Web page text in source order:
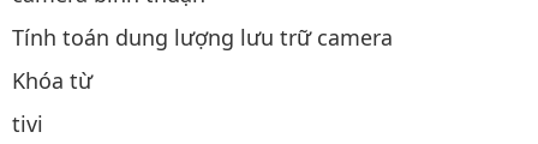
Tính toán dung lượng lưu trữ camera
Khóa từ
tivi